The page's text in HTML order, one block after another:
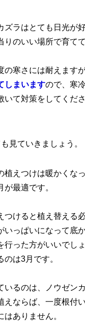
ズラはとても日光が好
りのいい場所で育てて
の寒さには耐えますが
しまいますので、寒
いて対策をしてくださ
見ていきましょう。
植えつけは暖かくな
最適です。
つけると植え替える
いっぱいになって底
行った方がいいでしょ
のは3月です。
いるのは、ノウゼン
えならば、一度根付
はありません。